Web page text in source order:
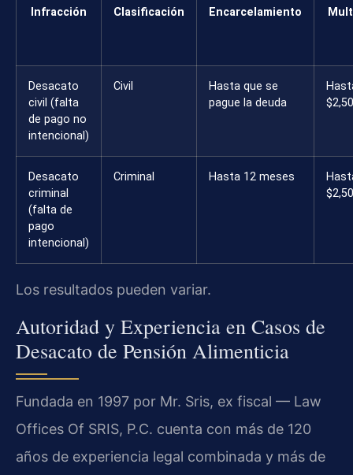
Infracción Clasificación Encarcelamiento
Desacato
civil (falta
de pago no
intencional)
Civil
Hasta que se
pague la deuda
Desacato
criminal
(falta de
pago
intencional)
Criminal Hasta 12 meses
Los resultados pueden variar.
Autoridad y Experiencia en Casos de
Desacato de Pensión Alimenticia
Fundada en 1997 por Mr. Sris, ex fiscal — Law
Offices Of SRIS, P.C. cuenta con más de 120
años de experiencia legal combinada y más de